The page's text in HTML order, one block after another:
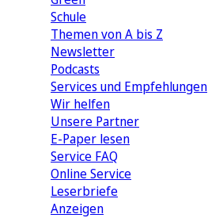
Schule
Themen von A bis Z
Newsletter
Podcasts
Services und Empfehlungen
Wir helfen
Unsere Partner
E-Paper lesen
Service FAQ
Online Service
Leserbriefe
Anzeigen